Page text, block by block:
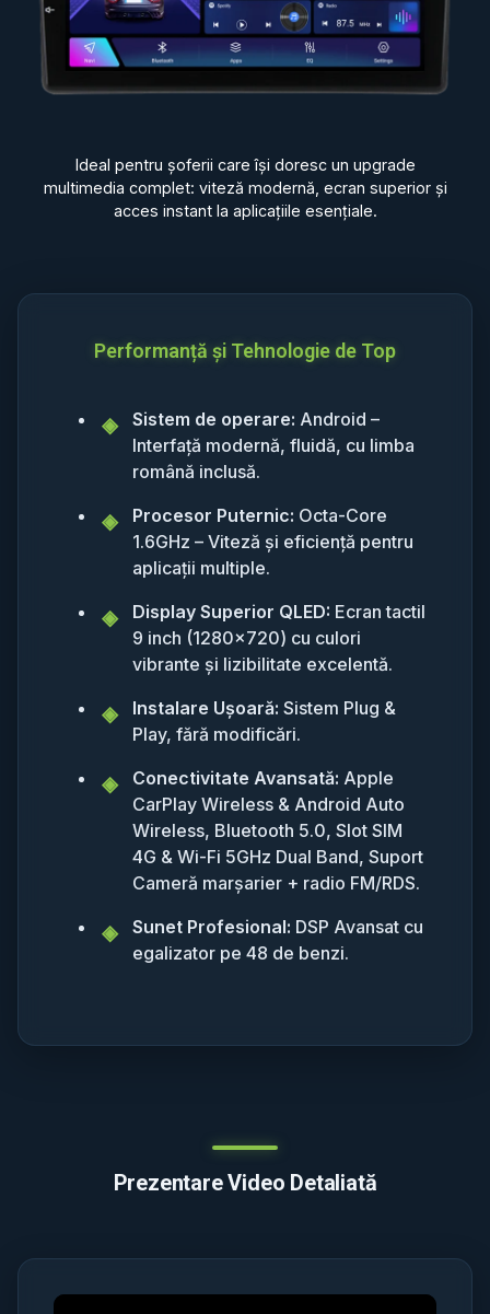
Ideal pentru șoferii care își doresc un upgrade
multimedia complet: viteză modernă, ecran superior și
acces instant la aplicațiile esențiale.
Performanță și Tehnologie de Top
Sistem de operare: Android –
Interfață modernă, fluidă, cu limba
română inclusă.
Procesor Puternic: Octa-Core
1.6GHz – Viteză și eficiență pentru
aplicații multiple.
Display Superior QLED: Ecran tactil
9 inch (1280x720) cu culori
vibrante și lizibilitate excelentă.
Instalare Ușoară: Sistem Plug &
Play, fără modificări.
Conectivitate Avansată: Apple
CarPlay Wireless & Android Auto
Wireless, Bluetooth 5.0, Slot SIM
4G & Wi-Fi 5GHz Dual Band, Suport
Cameră marșarier + radio FM/RDS.
Sunet Profesional: DSP Avansat cu
egalizator pe 48 de benzi.
Prezentare Video Detaliată